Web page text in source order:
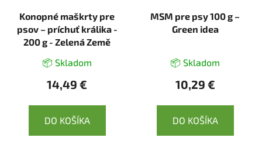
Konopné maškrty pre
psov – príchuť králika -
200 g - Zelená Země
📦 Skladom
14,49 €
DO KOŠÍKA
MSM pre psy 100 g –
Green idea
📦 Skladom
10,29 €
DO KOŠÍKA